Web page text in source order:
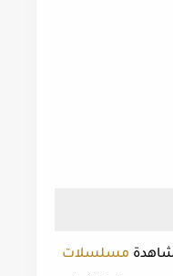
مسلسلات